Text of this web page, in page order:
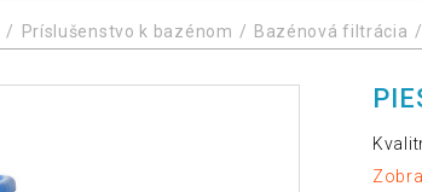
Príslušenstvo k bazénom Bazénová filtrácia